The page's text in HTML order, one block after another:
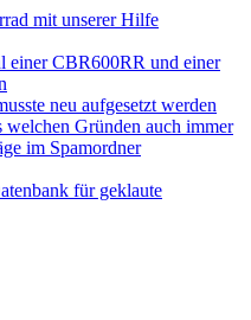
mit unserer Hilfe
einer CBR600RR und einer
neu aufgesetzt werden
welchen Gründen auch immer
im Spamordner
für geklaute